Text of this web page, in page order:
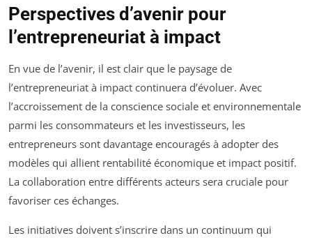
Perspectives d’avenir pour
l’entrepreneuriat à impact
En vue de l’avenir, il est clair que le paysage de
l’entrepreneuriat à impact continuera d’évoluer. Avec
l’accroissement de la conscience sociale et environnementale
parmi les consommateurs et les investisseurs, les
entrepreneurs sont davantage encouragés à adopter des
modèles qui allient rentabilité économique et impact positif.
La collaboration entre différents acteurs sera cruciale pour
favoriser ces échanges.
Les initiatives doivent s’inscrire dans un continuum qui